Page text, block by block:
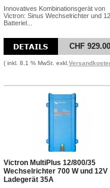
Innovatives Kombinationsgerät von
Victron: Sinus Wechselrichter und
Batteriel...
CHF 929.00
( inkl. 8.1 % MwSt. exkl.
Victron MultiPlus 12/800/35
Wechselrichter 700 W und 12V
Ladegerät 35A